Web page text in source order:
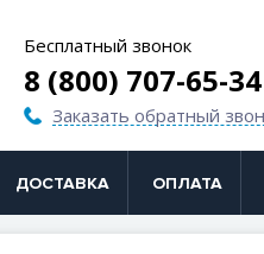
Бесплатный звонок
8 (800) 707-65-34
Заказать обратный
ДОСТАВКА ОПЛАТА